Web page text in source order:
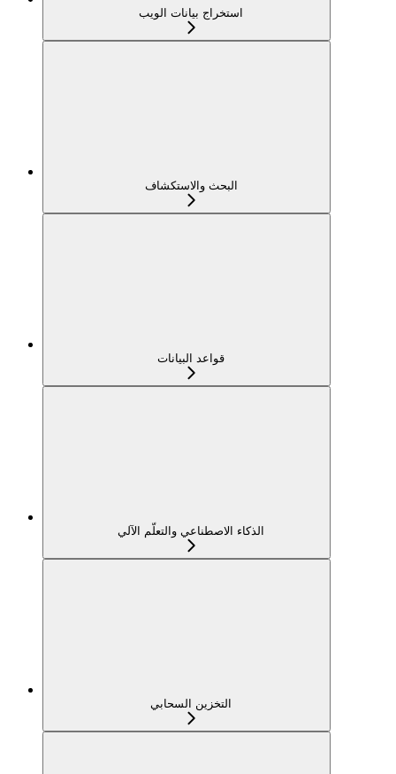
استخراج بيانات الويب
البحث والاستكشاف
قواعد البيانات
الذكاء الاصطناعي والتعلّم الآلي
التخزين السحابي